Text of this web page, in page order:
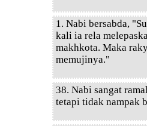
1. Nabi bersabda,
kali ia rela
makhkota. Maka
memujinya."
38. Nabi sangat
tetapi tidak nampak